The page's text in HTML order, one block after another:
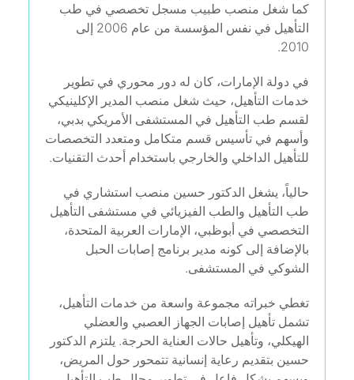
كما شغل منصب طبيب مسجل تخصصي في طب
التأهيل في نفس المؤسسة من عام 2006 إلى
2010.
في دولة الإمارات، كان له دور محوري في تطوير
خدمات التأهيل، حيث شغل منصب المدير الإكلينيكي
لقسم طب التأهيل في المستشفى الأمريكي بدبي،
وأسهم في تأسيس قسم متكامل ومتعدد التخصصات
للتأهيل الداخلي والخارجي باستخدام أحدث التقنيات.
حالياً، يشغل الدكتور حسين منصب استشاري في
طب التأهيل والطب الفيزيائي في مستشفى التأهيل
التخصصي في أبوظبي، الإمارات العربية المتحدة،
بالإضافة إلى كونه مدير برنامج إصابات الحبل
الشوكي في المستشفى.
تغطي خبراته مجموعة واسعة من خدمات التأهيل،
تشمل تأهيل إصابات الجهاز العصبي والعضلي
الهيكلي، وتأهيل حالات العناية الحرجة. يلتزم الدكتور
حسين بتقديم رعاية إنسانية تتمحور حول المريض،